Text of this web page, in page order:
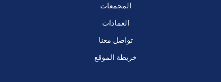
المجمعات
العمادات
تواصل معنا
خريطة الموقع